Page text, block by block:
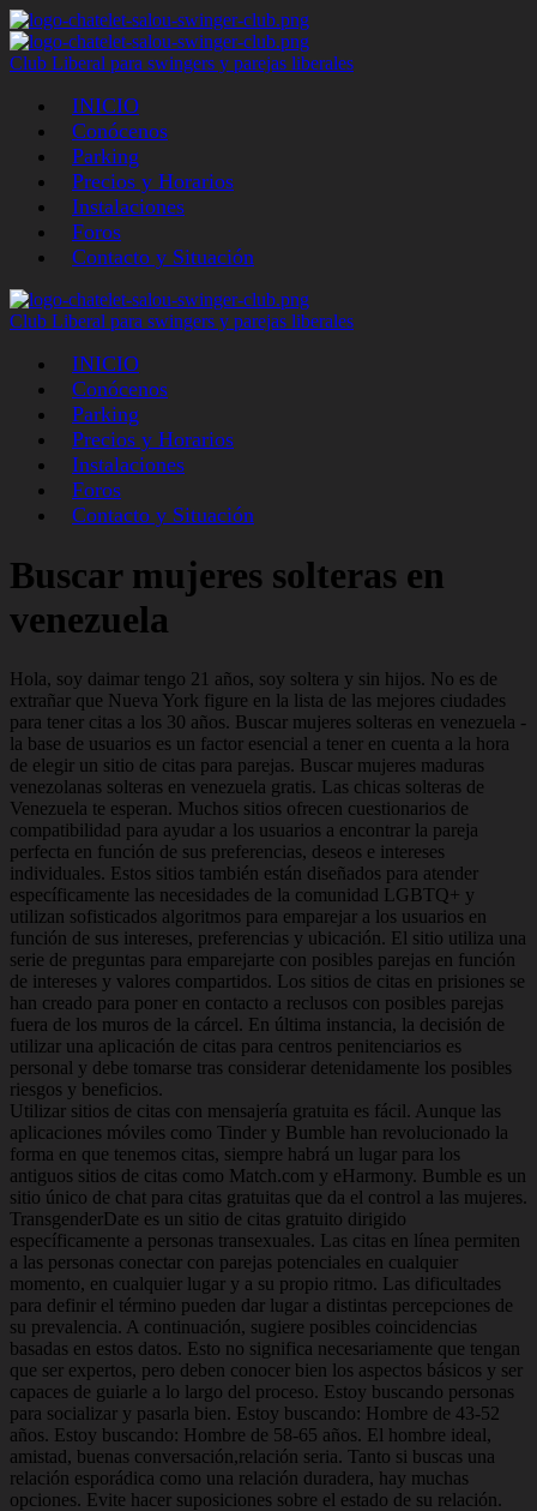
Club Liberal para swingers y parejas liberales
INICIO
Conócenos
Parking
Precios y Horarios
Instalaciones
Foros
Contacto y Situación
Club Liberal para swingers y parejas liberales
INICIO
Conócenos
Parking
Precios y Horarios
Instalaciones
Foros
Contacto y Situación
Buscar mujeres solteras en
venezuela
Hola, soy daimar tengo 21 años, soy soltera y sin hijos. No es de
extrañar que Nueva York figure en la lista de las mejores ciudades
para tener citas a los 30 años. Buscar mujeres solteras en venezuela -
la base de usuarios es un factor esencial a tener en cuenta a la hora
de elegir un sitio de citas para parejas. Buscar mujeres maduras
venezolanas solteras en venezuela gratis. Las chicas solteras de
Venezuela te esperan. Muchos sitios ofrecen cuestionarios de
compatibilidad para ayudar a los usuarios a encontrar la pareja
perfecta en función de sus preferencias, deseos e intereses
individuales. Estos sitios también están diseñados para atender
específicamente las necesidades de la comunidad LGBTQ+ y
utilizan sofisticados algoritmos para emparejar a los usuarios en
función de sus intereses, preferencias y ubicación. El sitio utiliza una
serie de preguntas para emparejarte con posibles parejas en función
de intereses y valores compartidos. Los sitios de citas en prisiones se
han creado para poner en contacto a reclusos con posibles parejas
fuera de los muros de la cárcel. En última instancia, la decisión de
utilizar una aplicación de citas para centros penitenciarios es
personal y debe tomarse tras considerar detenidamente los posibles
riesgos y beneficios.
Utilizar sitios de citas con mensajería gratuita es fácil. Aunque las
aplicaciones móviles como Tinder y Bumble han revolucionado la
forma en que tenemos citas, siempre habrá un lugar para los
antiguos sitios de citas como Match.com y eHarmony. Bumble es un
sitio único de chat para citas gratuitas que da el control a las mujeres.
TransgenderDate es un sitio de citas gratuito dirigido
específicamente a personas transexuales. Las citas en línea permiten
a las personas conectar con parejas potenciales en cualquier
momento, en cualquier lugar y a su propio ritmo. Las dificultades
para definir el término pueden dar lugar a distintas percepciones de
su prevalencia. A continuación, sugiere posibles coincidencias
basadas en estos datos. Esto no significa necesariamente que tengan
que ser expertos, pero deben conocer bien los aspectos básicos y ser
capaces de guiarle a lo largo del proceso. Estoy buscando personas
para socializar y pasarla bien. Estoy buscando: Hombre de 43-52
años. Estoy buscando: Hombre de 58-65 años. El hombre ideal,
amistad, buenas conversación,relación seria. Tanto si buscas una
relación esporádica como una relación duradera, hay muchas
opciones. Evite hacer suposiciones sobre el estado de su relación.